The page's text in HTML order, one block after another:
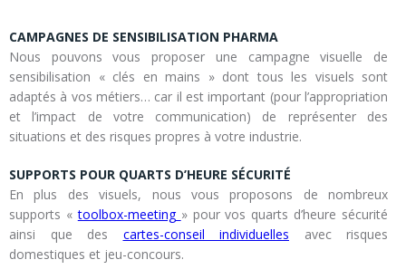
CAMPAGNES DE SENSIBILISATION PHARMA
Nous pouvons vous proposer une campagne visuelle de
sensibilisation « clés en mains » dont tous les visuels sont
adaptés à vos métiers… car il est important (pour l’appropriation
et l’impact de votre communication) de représenter des
situations et des risques propres à votre industrie.
SUPPORTS POUR QUARTS D’HEURE SÉCURITÉ
En plus des visuels, nous vous proposons de nombreux
supports «toolbox-meeting » pour vos quarts d’heure sécurité
ainsi que des cartes-conseil individuelles avec risques
domestiques et jeu-concours.